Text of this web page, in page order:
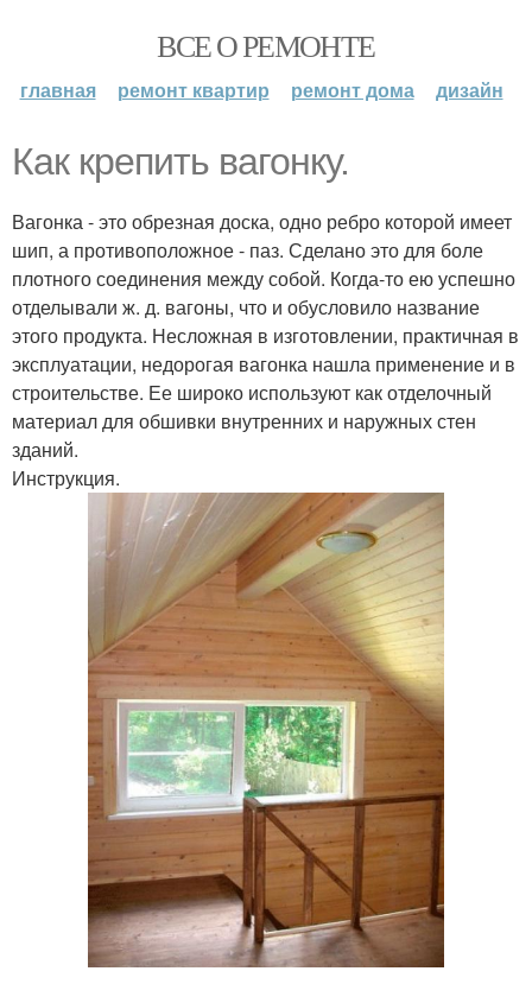
ВСЕ О РЕМОНТЕ
главная ремонт квартир ремонт дома дизайн
Как крепить вагонку.
Вагонка - это обрезная доска, одно ребро которой имеет
шип, а противоположное - паз. Сделано это для боле
плотного соединения между собой. Когда-то ею успешно
отделывали ж. д. вагоны, что и обусловило название
этого продукта. Несложная в изготовлении, практичная в
эксплуатации, недорогая вагонка нашла применение и в
строительстве. Ее широко используют как отделочный
материал для обшивки внутренних и наружных стен
зданий.
Инструкция.